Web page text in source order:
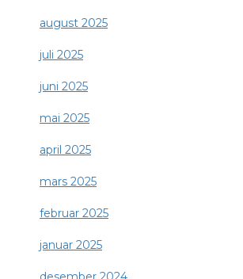
august 2025
juli 2025
juni 2025
mai 2025
april 2025
mars 2025
februar 2025
januar 2025